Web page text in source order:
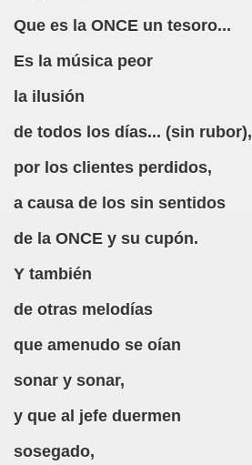
Que es la ONCE un tesoro...
Es la música peor
la ilusión
de todos los días... (sin rubor),
por los clientes perdidos,
a causa de los sin sentidos
de la ONCE y su cupón.
Y también
de otras melodías
que amenudo se oían
sonar y sonar,
y que al jefe duermen
sosegado,
las Dan, las Toman)
Narrando y Describiendo)
¿Siempre una Triste Fórmula?)
en Clase)